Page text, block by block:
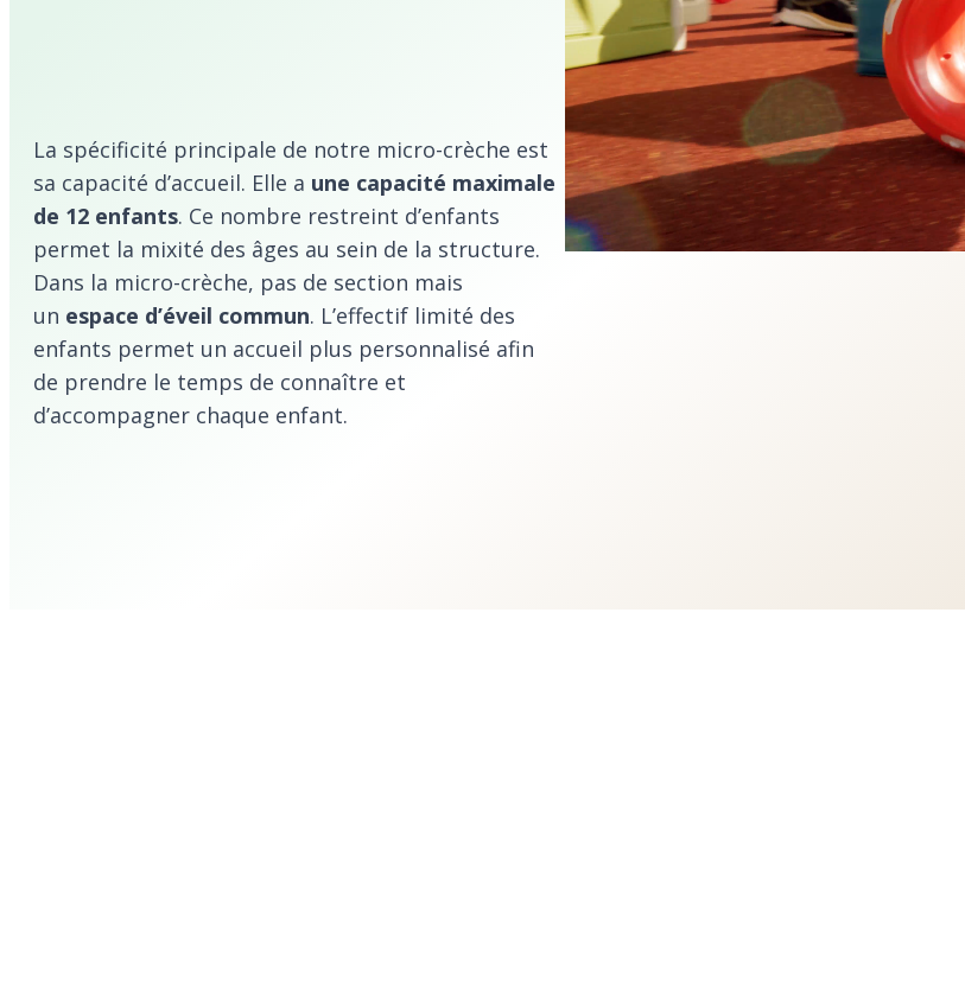
La spécificité principale de notre micro-crèche est
sa capacité d’accueil. Elle a une capacité maximale
de 12 enfants. Ce nombre restreint d’enfants
permet la mixité des âges au sein de la structure.
Dans la micro-crèche, pas de section mais
un espace d’éveil commun. L’effectif limité des
enfants permet un accueil plus personnalisé afin
de prendre le temps de connaître et
d’accompagner chaque enfant.